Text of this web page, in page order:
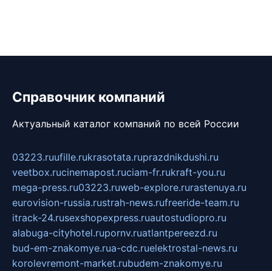
Справочник компаний
Актуальный каталог компаний по всей России
03223.ruufille.rukrasotata.ruprazdnikdushi.ru
veetbox.rucinemapost.ruciam-fr.rukraft-you.ru
mega-press.ru03223.ruweb-explore.rurastenuya.ru
eurovision-russia.rustrah-news.rufreeride-team.ru
itrack-24.rusexshopexpress.ruautostudiopro.ru
alabuga-cityhotel.rupornv.ruatlantpereezd.ru
bud-em-znakomye.rua-cdc.ruelektrostal-news.ru
korolevremont-market.rubudem-znakomye.ru